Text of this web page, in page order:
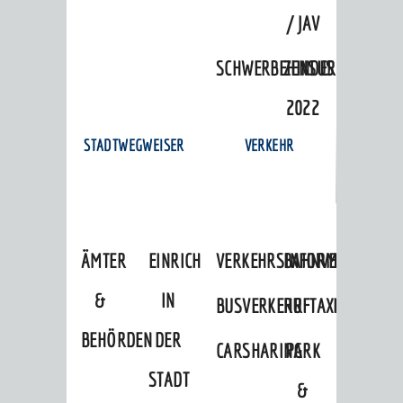
/ JAV
ZENSUS
2022
STADTWEGWEISER
ÄMTER
&
BEHÖRDEN
EINRICHTUNGEN
IN
DER
STADT
VERKEHR
VERKEHRSINFORMATIONEN
BAHNVERKEHR
BUSVERKEHRRUFTAXI
CARSHARINGPARK
&